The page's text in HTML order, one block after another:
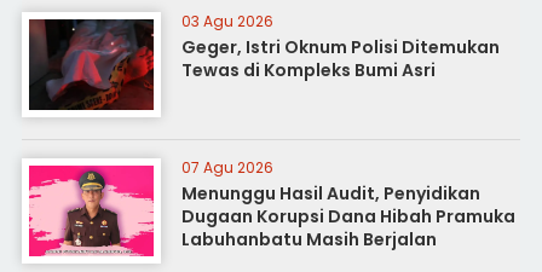
03 Agu 2026
Geger, Istri Oknum Polisi Ditemukan
Tewas di Kompleks Bumi Asri
07 Agu 2026
Menunggu Hasil Audit, Penyidikan
Dugaan Korupsi Dana Hibah Pramuka
Labuhanbatu Masih Berjalan